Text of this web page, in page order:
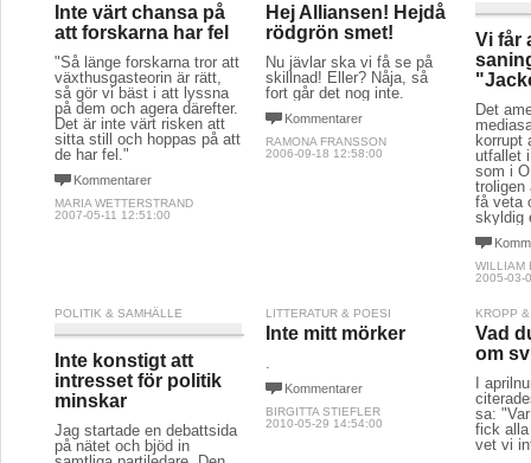
Inte värt chansa på
att forskarna har fel
"Så länge forskarna tror att
växthusgasteorin är rätt,
så gör vi bäst i att lyssna
på dem och agera därefter.
Det är inte värt risken att
sitta still och hoppas på att
de har fel."
Kommentarer
MARIA WETTERSTRAND
2007-05-11 12:51:00
Hej Alliansen! Hejdå
rödgrön smet!
Nu jävlar ska vi få se på
skillnad! Eller? Nåja, så
fort går det nog inte.
Kommentarer
RAMONA FRANSSON
2006-09-18 12:58:00
Vi får
Det
korrupt
utfallet
som i
troligen
få veta
skyldig
WILLIAM
2005-03-
POLITIK & SAMHÄLLE
Inte konstigt att
intresset för politik
minskar
Jag startade en debattsida
på nätet och bjöd in
LITTERATUR & POESI
Inte mitt mörker
Kommentarer
BIRGITTA STIEFLER
2010-05-29 14:54:00
KROPP
Vad
om
I
sa:
fick alla
vet vi